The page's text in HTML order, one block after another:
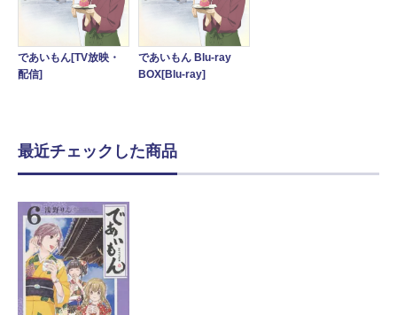
であいもん[TV放映・
配信]
であいもん Blu-ray
BOX[Blu-ray]
最近チェックした商品